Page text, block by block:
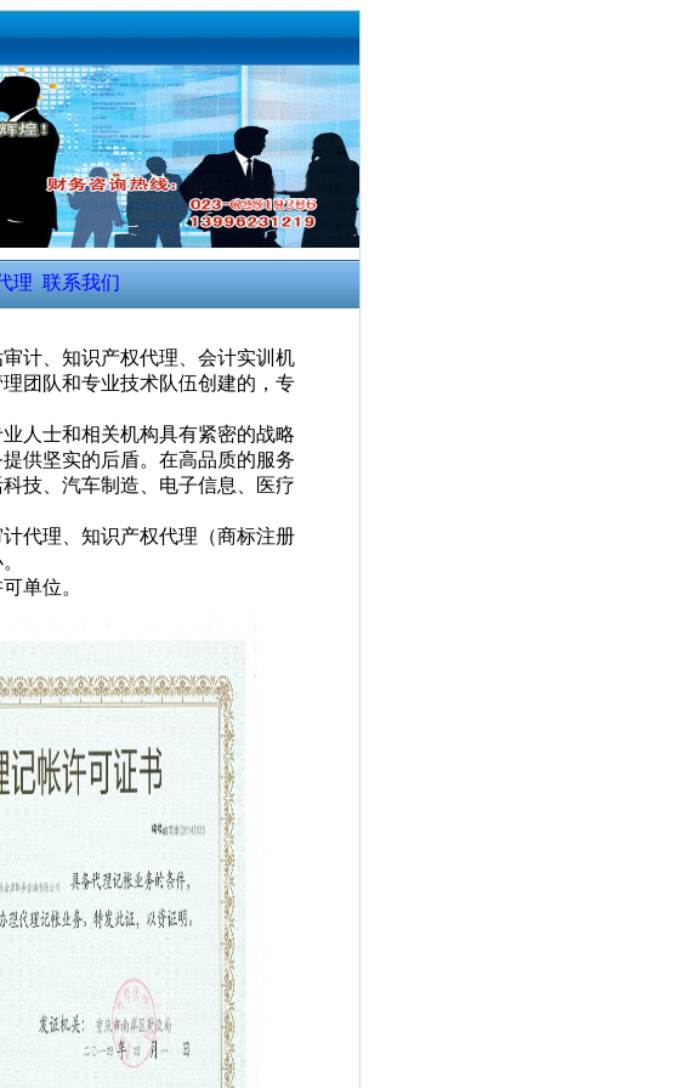
理 联系我们
计、知识产权代理、会计实训机
团队和专业技术队伍创建的，专
人士和相关机构具有紧密的战略
供坚实的后盾。在高品质的服务
技、汽车制造、电子信息、医疗
代理、知识产权代理（商标注册
单位。